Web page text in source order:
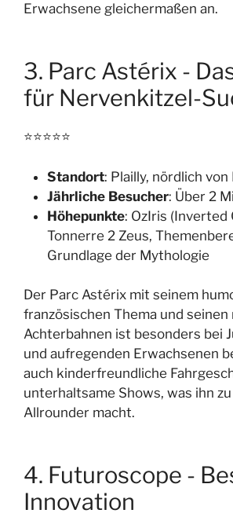
Erwachsene gleichermaßen an.
3. Parc Astérix -
für Nervenkitzel-
⭐⭐⭐⭐⭐
Standort: Plailly, nördlich von
Jährliche Besucher: Über 2
Höhepunkte: OzIris (Inverted
Tonnerre 2 Zeus,
Grundlage der Mythologie
Der Parc Astérix mit seinem
französischen Thema und seinen
Achterbahnen ist besonders bei
und aufregenden Erwachsenen
auch kinderfreundliche
unterhaltsame Shows, was ihn
Allrounder macht.
4. Futuroscope -
Innovation